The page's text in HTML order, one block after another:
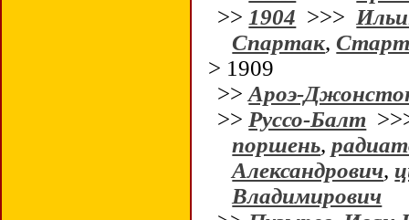
>> 1904 >>>
Спартак,
> 1909
>>Ароэ-
>> Руссо-Балт
поршень,
Александрович,
Владимирович